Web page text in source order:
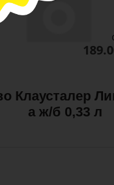
Клаусталер
а ж/б 0,33 л